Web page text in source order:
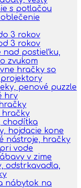
s potlačou
3 rokov
3 rokov
nad postieľku,
zvukom
hračky so
projektory
penové puzzle
hry
hračky
chodítka
hojdacie kone
nástroje, hračky
vode
v zime
odstrkavadla,
nábytok na